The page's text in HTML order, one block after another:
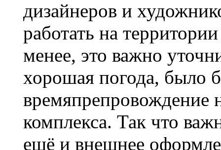
дизайнеров и
работать на
менее, это важно
хорошая погода, было
времяпрепровождение
комплекса. Так что
ещё и внешнее